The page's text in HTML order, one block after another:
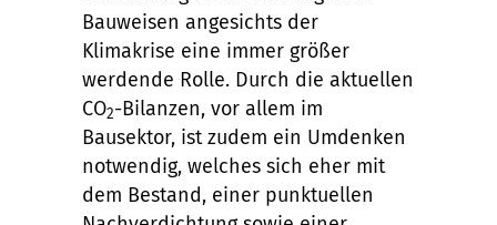
Bauweisen angesichts der
Klimakrise eine immer größer
werdende Rolle. Durch die aktuellen
CO2-Bilanzen, vor allem im
Bausektor, ist zudem ein Umdenken
notwendig, welches sich eher mit
dem Bestand, einer punktuellen